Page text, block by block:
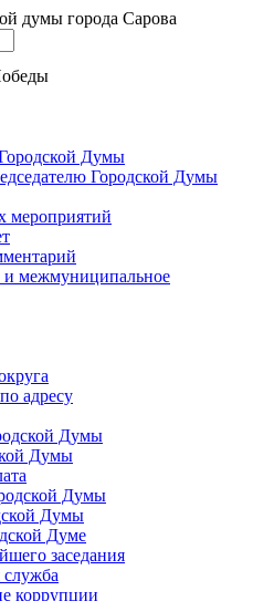
думы города Сарова
Думы
Городской Думы
мероприятий
межмуниципальное
адресу
Думы
Думы
Думы
Думы
Думе
заседания
коррупции